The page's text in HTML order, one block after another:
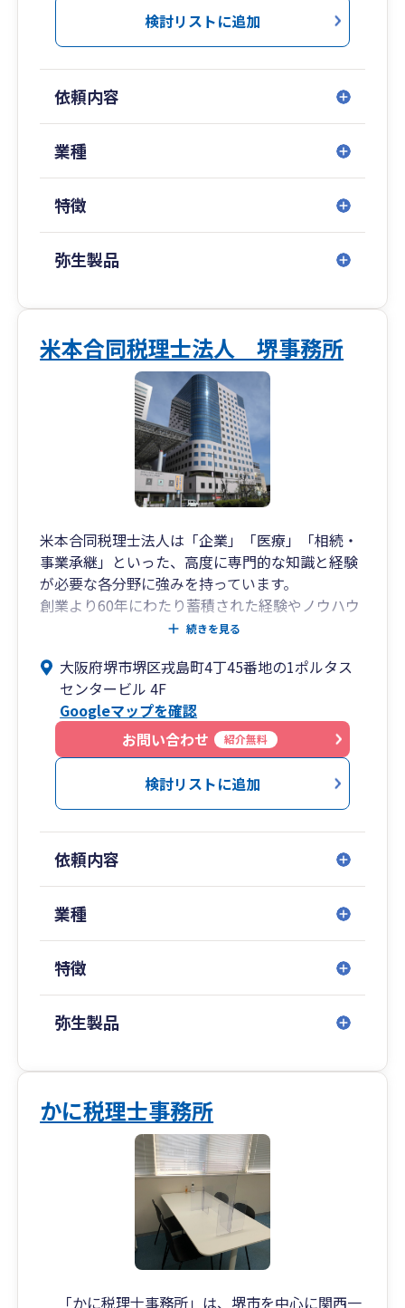
この悩みを解決するため、当税理士事務所では、
全員がプロフェッショナルを目指し経営者の皆さ
力で会社の成長、発展に貢献致します。
04
専門分野に特化したスペシャリストが在籍
幅広い専門性
当会計事務所では、「経営コンサル計画」「IT化
支援」「医療経営サポート」「相続・事業承継・
Ｍ&Ａ」「人事労務」を柱に、専門分野に特化し
め細やかなサービスを提供しております。
当会計事務所は、各種専門分野を有機的に結び付
け、トータルで会社経営をサポートし、経営者の
皆様そして企業様のご発展に尽力して参ります。
ユーマスネットワークによる
ワンストップサービス
当所は、会
検討リストに追加
依頼内容
業種
特徴
弥生製品
米本合同税理士法人 堺事務所
米本合同税理士法人は「企業」「医療」「相続・
事業承継」といった、高度に専門的な知識と経験
が必要な各分野に強みを持っています。
創業より60年にわたり蓄積された経験やノウハウ
を活かすとともに、各分野における経験豊富なス
供いたします。
米本合同税理士法人 堺事務所は令和6年1月に、堺
市堺区でスタートいたしました。
米本合同税理士法人の創業の地である岸和田事務
所、グランフロント大阪に事務所を構える大阪事
務所につづき、大阪府内で３つめの拠点となりま
交通アクセスの良い南海本線堺駅直結徒歩1分の
ポルタスセンタービル4Fにて事務所を開設し、他
の事務所と緊密に連携しながら、大阪府泉州地域
堺事務所では、税理士・公認会計士・社会保険労
務士等をはじめとする有資格者を中心とした約30
人・個人に対するトータルサービスを実施してお
ります。
また、在籍するスタッフはファイナンシャルプラ
ンナーとして保険・金融商品の具体的な提案がで
きる者、医業・IT・その他特定業種に深度ある知
見を有する者、M&Aや組織再編に強みを持つ者な
ど、豊かな経験と幅広い実績を有する者が多数在
題を解決できるよう日夜研鑽しております。
続きを見る
大阪府堺市堺区戎島町4丁45番地の1ポルタス
センタービル 4F
Googleマップを確認
お問い合わせ
紹介無料
検討リストに追加
依頼内容
業種
特徴
弥生製品
かに税理士事務所
「かに税理士事務所」は、堺市を中心に関西一